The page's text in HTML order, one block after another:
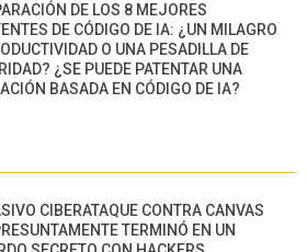
DE LOS 8 MEJORES
DE CÓDIGO DE IA: ¿UN MILAGRO
O UNA PESADILLA DE
¿SE PUEDE PATENTAR UNA
BASADA EN CÓDIGO DE IA?
CIBERATAQUE CONTRA CANVAS
TERMINÓ EN UN